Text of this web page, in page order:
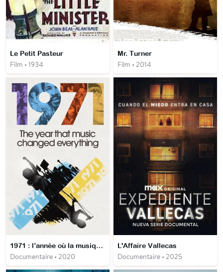
Le Petit Pasteur
Film • 1934
Mr. Turner
Film • 2014
1971 : l’année où la musique a tout changé
Documentaire • 2020
L'Affaire Vallecas
Documentaire • 2025